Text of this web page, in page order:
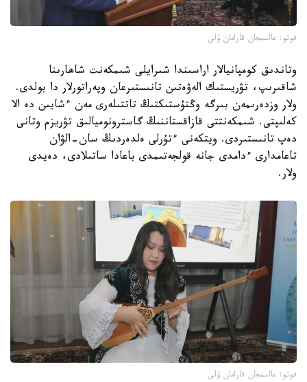
فوتو: عالىمجان قارامان ۇلى
وتاندىق كومپانيالار اراسىندا شىرايلى شىمكەنت شاھارىنا
شاقىرىپ، تۋريستىك الەۋەتىن تانىستىرعان وپەراتورلار دا بولدى.
ولار وزدەرىمەن بىرگە وڭتۇستىكتىڭ تاتتىلەرى مەن ءشايىن دە الا
كەلىپتى. شىمكەنتتى قازاقستاننىڭ گاسترونوميالىق تۋريزم وتانى
دەپ تانىستىردى. ويتكەنى ءتۇرلى ەلدەردىڭ سان-الۋان
تاعامدارى ءدامدى جانە قولجەتىمدى باعادا ساتىلادى، دەيدى
ولار.
فوتو: عالىمجان قارامان ۇلى